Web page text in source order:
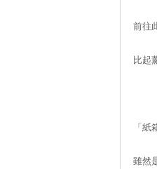
前往
比起
「
雖然